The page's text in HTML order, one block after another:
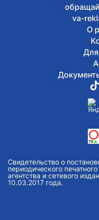
va-
О
Свидетельство о
периодического
агентства и сетевого
10.03.2017 года.